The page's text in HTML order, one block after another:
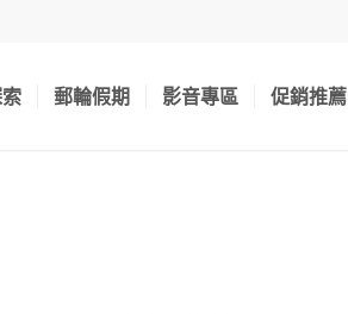
郵輪假期 影音專區 促銷推薦